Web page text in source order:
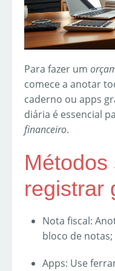
Para fazer um
comece a anotar
caderno ou apps
diária é essencial
financeiro.
registrar
Nota fiscal:
bloco de notas;
Apps: Use